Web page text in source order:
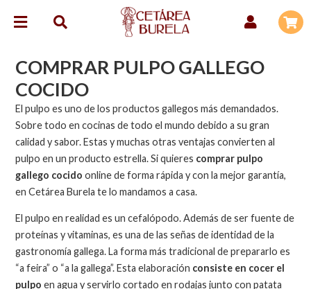
COMPRAR PULPO GALLEGO
COCIDO
El pulpo es uno de los productos gallegos más demandados.
Sobre todo en cocinas de todo el mundo debido a su gran
calidad y sabor. Estas y muchas otras ventajas convierten al
pulpo en un producto estrella. Si quieres comprar pulpo
gallego cocido online de forma rápida y con la mejor garantía,
en Cetárea Burela te lo mandamos a casa.
El pulpo en realidad es un cefalópodo. Además de ser fuente de
proteínas y vitaminas, es una de las señas de identidad de la
gastronomía gallega. La forma más tradicional de prepararlo es
“a feira” o “a la gallega”. Esta elaboración consiste en cocer el
pulpo en agua y servirlo cortado en rodajas junto con patata